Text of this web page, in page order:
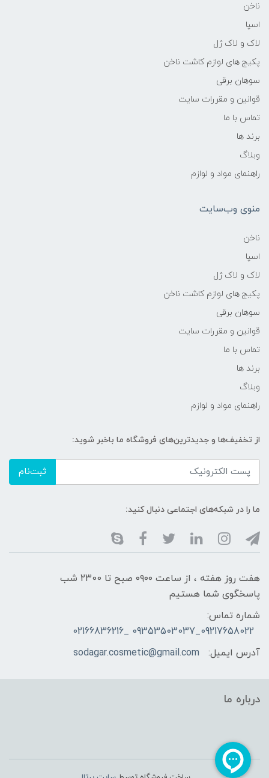
ناخن
اسپا
لاک و لاک ژل
پکیج های لوازم کاشت ناخن
سوهان برقی
قوانین و مقررات سایت
تماس با ما
برند ها
وبلاگ
راهنمای مواد و لوازم
منوی وب‌سایت
ناخن
اسپا
لاک و لاک ژل
پکیج های لوازم کاشت ناخن
سوهان برقی
قوانین و مقررات سایت
تماس با ما
برند ها
وبلاگ
راهنمای مواد و لوازم
از تخفیف‌ها و جدیدترین‌های فروشگاه ما باخبر شوید:
ثبت‌نام
ما را در شبکه‌های اجتماعی دنبال کنید:
هفت روز هفته ، از ساعت ۰۹۰۰ صبح تا ۲۳00 شب
پاسخگوی شما هستیم
شماره تماس:
09217658022_09353503037 _02166836216
آدرس ایمیل:
sodagar.cosmetic@gmail.com
درباره ما